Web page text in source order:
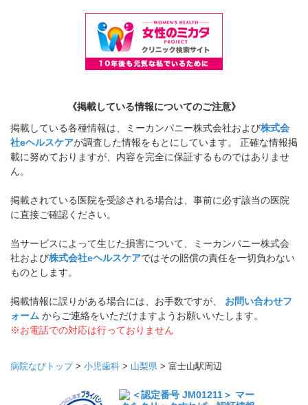
《掲載している情報についてのご注意》
掲載している各種情報は、ミーカンパニー株式会社および株式会
社eヘルスケアが調査した情報をもとにしています。 正確な情報掲
載に努めておりますが、内容を完全に保証するものではありませ
ん。
掲載されている医院を受診される場合は、事前に必ず該当の医院
に直接ご確認ください。
当サービスによって生じた損害について、ミーカンパニー株式会
社および株式会社eヘルスケアではその賠償の責任を一切負わない
ものとします。
掲載情報に誤りがある場合には、お手数ですが、 お問い合わせフ
ォーム からご連絡をいただけますようお願いいたします。
※お電話での対応は行っておりません
病院なびトップ> 小児歯科 > 山梨県 > 富士山駅周辺